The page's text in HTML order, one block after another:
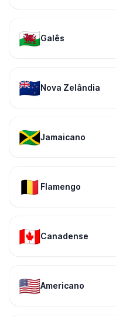
🏴󠁧󠁢󠁷󠁬󠁳󠁿Galês
🇳🇿Nova Zelândia
🇯🇲Jamaicano
🇧🇪 Flamengo
🇨🇦Canadense
🇺🇸Americano